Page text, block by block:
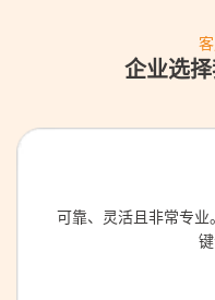
企业选
可靠、灵活且非常专